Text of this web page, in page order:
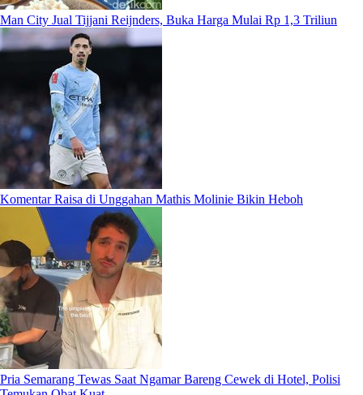
Man City Jual Tijjani Reijnders, Buka Harga Mulai Rp 1,3 Triliun
Komentar Raisa di Unggahan Mathis Molinie Bikin Heboh
Pria Semarang Tewas Saat Ngamar Bareng Cewek di Hotel, Polisi